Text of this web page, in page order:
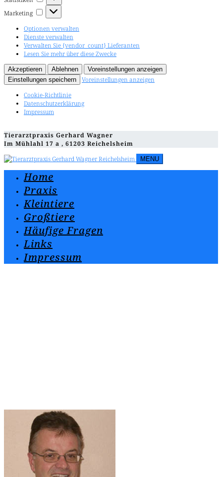
Marketing
Marketing
Optionen verwalten
Dienste verwalten
Verwalten Sie {vendor_count} Lieferanten
Lesen Sie mehr über diese Zwecke
Akzeptieren Ablehnen
Voreinstellungen anzeigen
Einstellungen speichern
Voreinstellungen anzeigen
Cookie-Richtlinie
Datenschutzerklärung
Impressum
Tierarztpraxis Gerhard Wagner
Im Mühlahl 17 a , 61203 Reichelsheim
MENU
Home
Praxis
Kleintiere
Großtiere
Häufige Fragen
Links
Impressum